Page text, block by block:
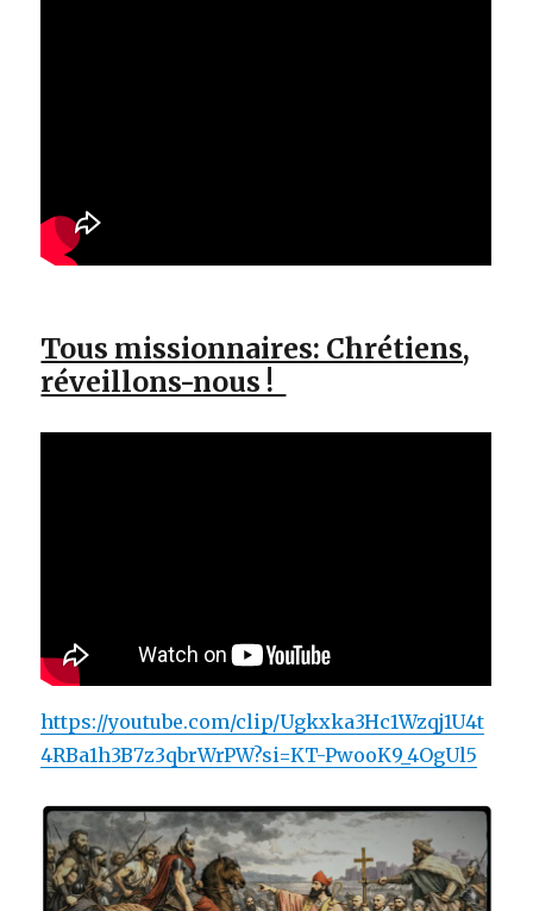
Tous missionnaires: Chrétiens,
réveillons-nous !
https://youtube.com/clip/Ugkxka3Hc1Wzqj1U4t
4RBa1h3B7z3qbrWrPW?si=KT-PwooK9_4OgUl5